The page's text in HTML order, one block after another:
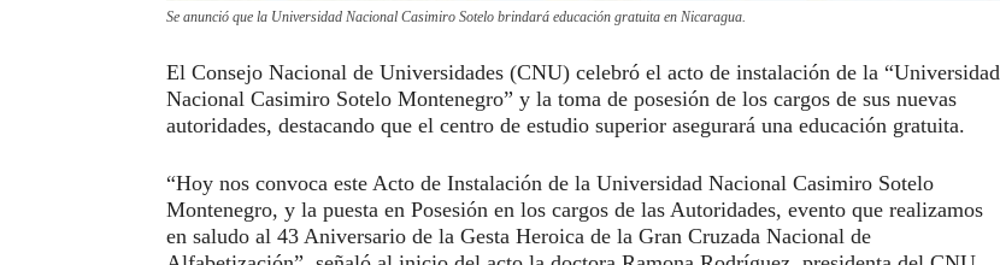
Se anunció que la Universidad Nacional Casimiro Sotelo brindará educación gratuita en Nicaragua.
El Consejo Nacional de Universidades (CNU) celebró el acto de instalación de la “Universidad
Nacional Casimiro Sotelo Montenegro” y la toma de posesión de los cargos de sus nuevas
autoridades, destacando que el centro de estudio superior asegurará una educación gratuita.
“Hoy nos convoca este Acto de Instalación de la Universidad Nacional Casimiro Sotelo
Montenegro, y la puesta en Posesión en los cargos de las Autoridades, evento que realizamos
en saludo al 43 Aniversario de la Gesta Heroica de la Gran Cruzada Nacional de